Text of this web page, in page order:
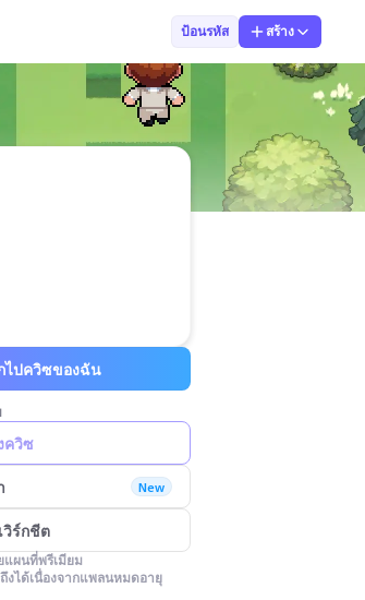
ป้อนรหัส สร้าง
ไปควิซของฉัน
ควิซ
New
วิร์กชีต
ผนที่พรีเมียม
งได้เนื่องจากแพลนหมดอายุ